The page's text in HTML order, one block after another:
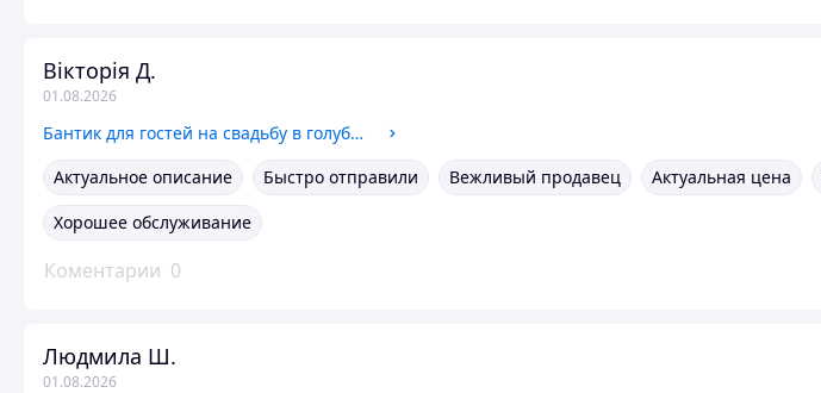
Вікторія Д.
01.08.2026
Бантик для гостей на свадьбу в голубом цвете с розочкой
Актуальное описание
Быстро отправили Вежливый продавец Актуальная цена
Хорошее обслуживание
Коментарии 0
Людмила Ш.
01.08.2026